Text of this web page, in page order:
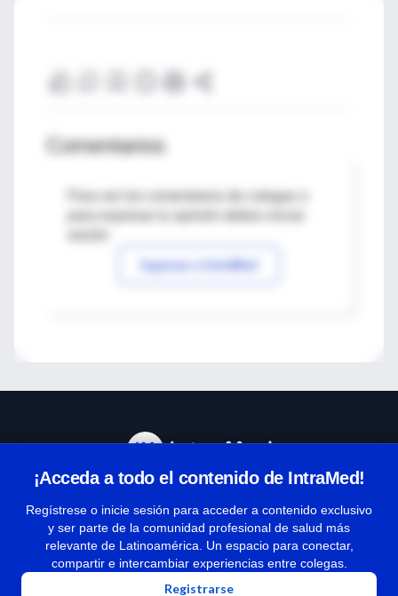
Comentarios
Para ver los comentarios de colegas o
Ingresar a IntraMed
¡Acceda a todo el contenido de IntraMed!
Regístrese o inicie sesión para acceder a contenido exclusivo
y ser parte de la comunidad profesional de salud más
relevante de Latinoamérica. Un espacio para conectar,
compartir e intercambiar experiencias entre colegas.
Registrarse
Términos y condiciones
| Políticas de privacidad
| Todos los derechos reservados | Copyright 1997-2026